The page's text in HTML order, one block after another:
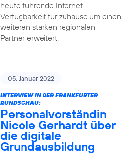
heute führende Internet-
Verfügbarkeit für zuhause um einen
weiteren starken regionalen
Partner erweitert.
05. Januar 2022
INTERVIEW IN DER FRANKFURTER
RUNDSCHAU:
Personalvorständin
Nicole Gerhardt über
die digitale
Grundausbildung